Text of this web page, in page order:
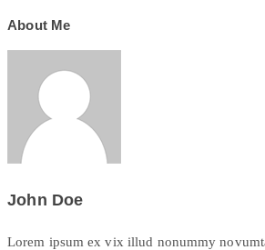
About Me
John Doe
Lorem ipsum ex vix illud nonummy